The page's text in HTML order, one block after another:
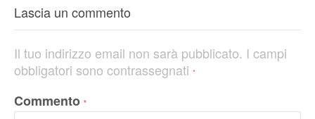
Lascia un commento
Il tuo indirizzo email non sarà pubblicato. I campi
obbligatori sono contrassegnati *
Commento *